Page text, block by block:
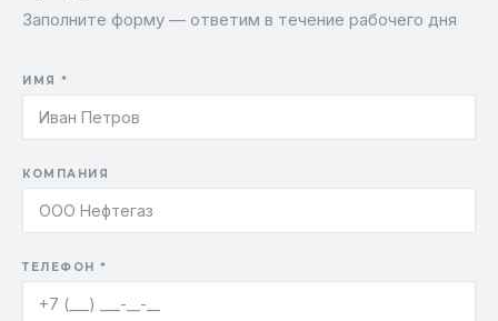
Заполните форму — ответим в течение рабочего дня
ИМЯ *
КОМПАНИЯ
ТЕЛЕФОН *